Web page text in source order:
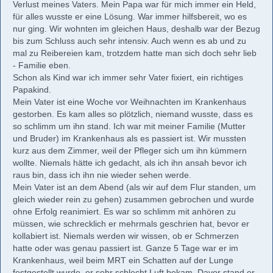
Verlust meines Vaters. Mein Papa war für mich immer ein Held,
für alles wusste er eine Lösung. War immer hilfsbereit, wo es
nur ging. Wir wohnten im gleichen Haus, deshalb war der Bezug
bis zum Schluss auch sehr intensiv. Auch wenn es ab und zu
mal zu Reibereien kam, trotzdem hatte man sich doch sehr lieb
- Familie eben.
Schon als Kind war ich immer sehr Vater fixiert, ein richtiges
Papakind.
Mein Vater ist eine Woche vor Weihnachten im Krankenhaus
gestorben. Es kam alles so plötzlich, niemand wusste, dass es
so schlimm um ihn stand. Ich war mit meiner Familie (Mutter
und Bruder) im Krankenhaus als es passiert ist. Wir mussten
kurz aus dem Zimmer, weil der Pfleger sich um ihn kümmern
wollte. Niemals hätte ich gedacht, als ich ihn ansah bevor ich
raus bin, dass ich ihn nie wieder sehen werde.
Mein Vater ist an dem Abend (als wir auf dem Flur standen, um
gleich wieder rein zu gehen) zusammen gebrochen und wurde
ohne Erfolg reanimiert. Es war so schlimm mit anhören zu
müssen, wie schrecklich er mehrmals geschrien hat, bevor er
kollabiert ist. Niemals werden wir wissen, ob er Schmerzen
hatte oder was genau passiert ist. Ganze 5 Tage war er im
Krankenhaus, weil beim MRT ein Schatten auf der Lunge